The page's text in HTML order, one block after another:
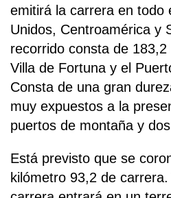
emitirá la carrera en todo
Unidos, Centroamérica y
recorrido consta de
Villa de Fortuna y el
Consta de una gran
muy expuestos a la
puertos de montaña y
Está previsto que se
kilómetro 93,2 de